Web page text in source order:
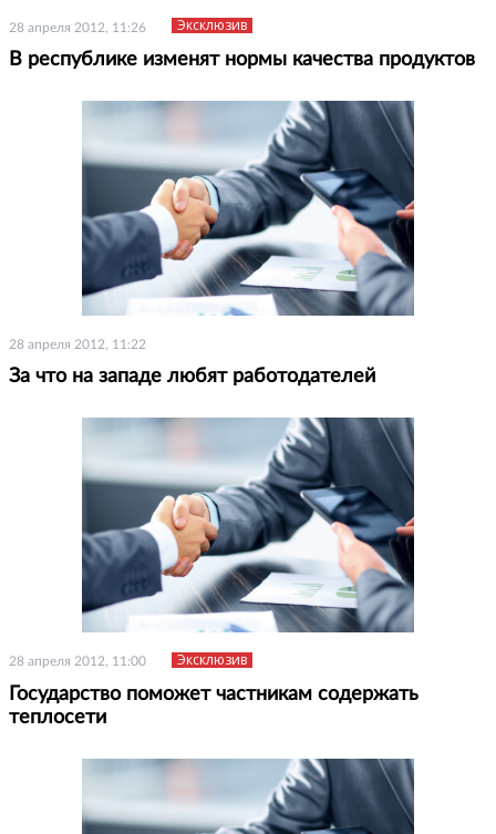
28 апреля 2012, 11:26 Эксклюзив
В республике изменят нормы качества продуктов
28 апреля 2012, 11:22
За что на западе любят работодателей
28 апреля 2012, 11:00 Эксклюзив
Государство поможет частникам содержать
теплосети